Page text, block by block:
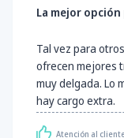
La mejor
Tal vez para
ofrecen mejores
muy delgada. Lo
hay cargo extra.
Atención al